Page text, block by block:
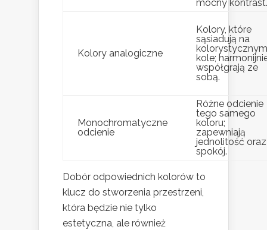
mocny kontrast.
Kolory analogiczne
Kolory, które
sąsiadują na
kolorystycznym
kole;
współgrają ze
sobą.
Monochromatyczne
odcienie
Różne odcienie
tego samego
koloru;
zapewniają
jednolitość oraz
spokój.
Dobór odpowiednich kolorów to
klucz do stworzenia przestrzeni,
która będzie nie tylko
estetyczna, ale również